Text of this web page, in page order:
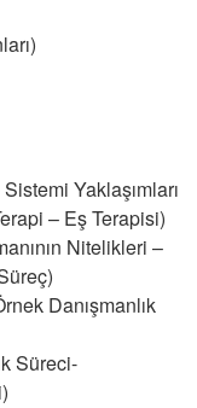
Yaklaşımları
– Eş Terapisi)
Nitelikleri –
Danışmanlık
Süreci-